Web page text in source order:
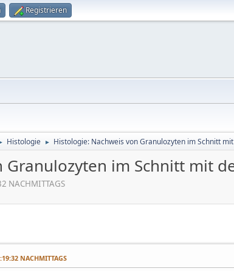
Registrieren
Histologie ► Histologie: Nachweis von Granulozyten im Schnitt
im Schnitt mit
NACHMITTAGS
NACHMITTAGS